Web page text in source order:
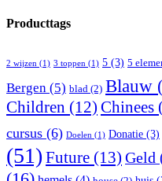
Producttags
2 wijzen (1) 3 toppen (1) 5 (3) 5
Bergen (5) blad (2) Blauw
Children (12) Chinees
cursus (6) Doelen (1) Donatie (3)
(51) Future (13) Geld